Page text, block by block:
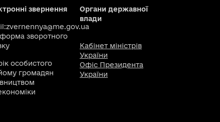
звернення
zvernennya@me.gov.ua
форма зворотного
особистого
громадян
Органи державної
влади
Кабінет міністрів
України
Офіс Президента
України